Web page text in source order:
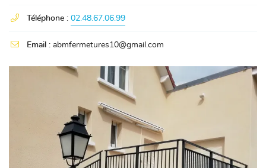
 Téléphone : 02.48.67.06.99
 Email : abmfermetures10@gmail.com